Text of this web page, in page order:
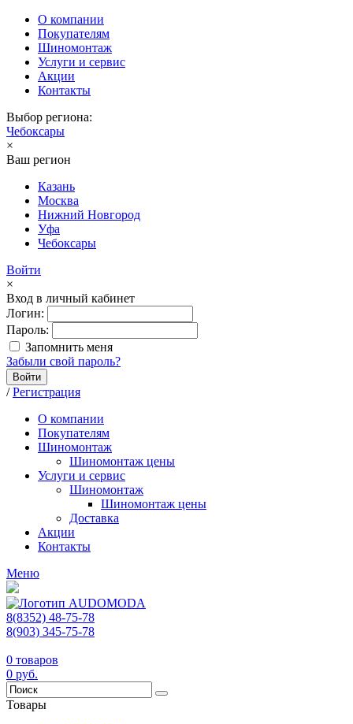
О компании
Покупателям
Шиномонтаж
Услуги и сервис
Акции
Контакты
Выбор региона:
Чебоксары
×
Ваш регион
Казань
Москва
Нижний Новгород
Уфа
Чебоксары
Войти
×
Вход в личный кабинет
Логин:
Пароль:
Запомнить меня
Забыли свой пароль?
Войти
/ Регистрация
О компании
Покупателям
Шиномонтаж
Шиномонтаж цены
Услуги и сервис
Шиномонтаж
Шиномонтаж цены
Доставка
Акции
Контакты
Меню
8(8352) 48-75-78
8(903) 345-75-78
0 товаров
0 руб.
Товары